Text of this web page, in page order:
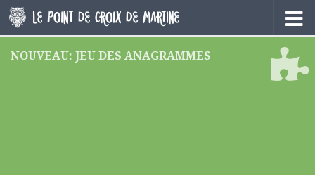
Skip to content
NOUVEAU: JEU DES ANAGRAMMES